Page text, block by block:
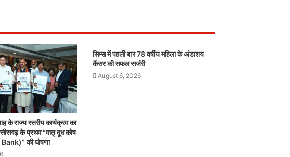
के राज्य स्तरीय कार्यक्रम का
के प्रथम “मातृ दूध कोष
की घोषणा
सिम्स में पहली बार 78 वर्षीय महिला के अंडाशय
कैंसर की सफल सर्जरी
August 6, 2026